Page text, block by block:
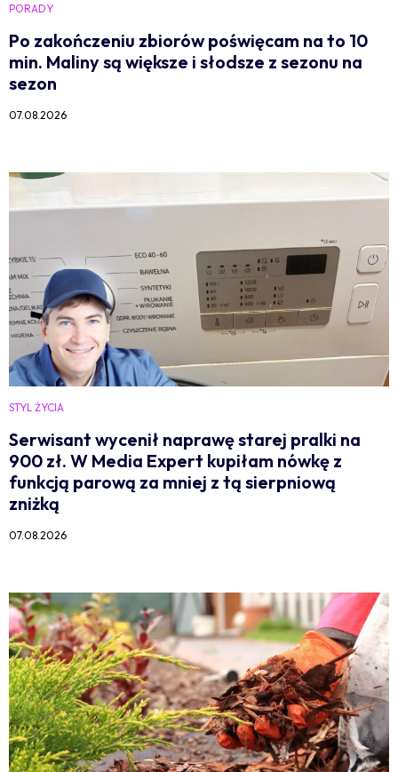
PORADY
Po zakończeniu zbiorów poświęcam na to 10
min. Maliny są większe i słodsze z sezonu na
sezon
07.08.2026
STYL ŻYCIA
Serwisant wycenił naprawę starej pralki na
900 zł. W Media Expert kupiłam nówkę z
funkcją parową za mniej z tą sierpniową
zniżką
07.08.2026